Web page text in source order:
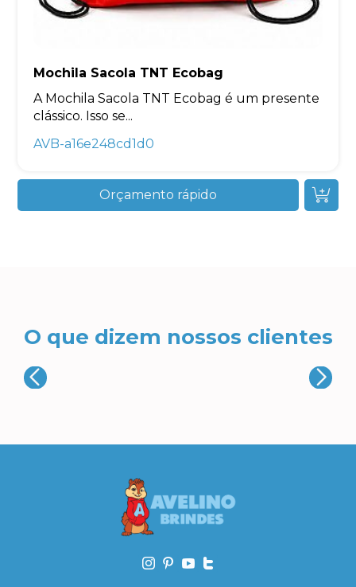
Mochila Sacola TNT Ecobag
A Mochila Sacola TNT Ecobag é um presente
clássico. Isso se...
AVB-a16e248cd1d0
Orçamento rápido
O que dizem nossos clientes